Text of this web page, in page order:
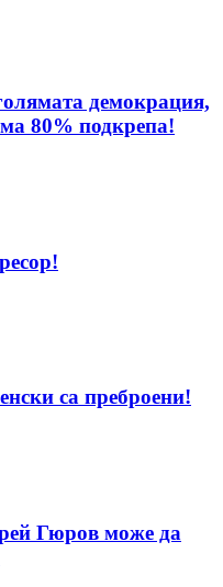
демокрация,
80% подкрепа!
са преброени!
Гюров може да